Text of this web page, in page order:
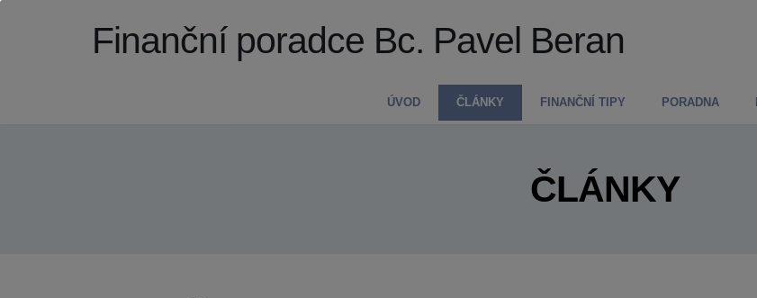
Finanční poradce Bc. Pavel Beran
ÚVOD ČLÁNKY FINANČNÍ TIPY PORADNA
ČLÁNKY